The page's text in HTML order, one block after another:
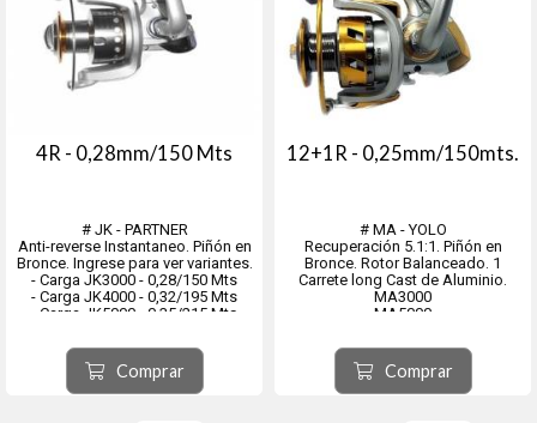
4R - 0,28mm/150 Mts
# JK - PARTNER
Anti-reverse Instantaneo. Piñón en
Bronce. Ingrese para ver variantes.
- Carga JK3000 - 0,28/150 Mts
- Carga JK4000 - 0,32/195 Mts
- Carga JK5000 - 0,35/215 Mts
Comprar
12+1R - 0,25mm/150mts.
# MA - YOLO
Recuperación 5.1:1. Piñón en
Bronce. Rotor Balanceado. 1
Carrete long Cast de Aluminio.
MA3000
MA5000
Comprar